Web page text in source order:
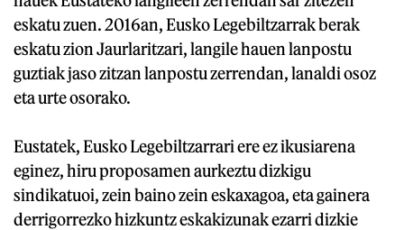
eskatu zuen. 2016an, Eusko Legebiltzarrak berak
eskatu zion Jaurlaritzari, langile hauen lanpostu
guztiak jaso zitzan lanpostu zerrendan, lanaldi osoz
eta urte osorako.
Eustatek, Eusko Legebiltzarrari ere ez ikusiarena
eginez, hiru proposamen aurkeztu dizkigu
sindikatuoi, zein baino zein eskaxagoa, eta gainera
derrigorrezko hizkuntz eskakizunak ezarri dizkie